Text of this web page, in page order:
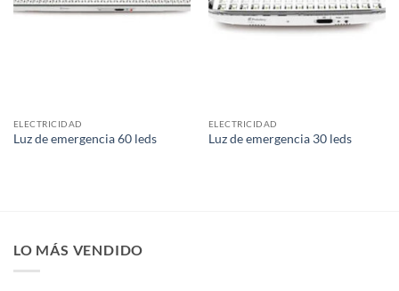
ELECTRICIDAD
Luz de emergencia 60 leds
ELECTRICIDAD
Luz de emergencia 30 leds
LO MÁS VENDIDO